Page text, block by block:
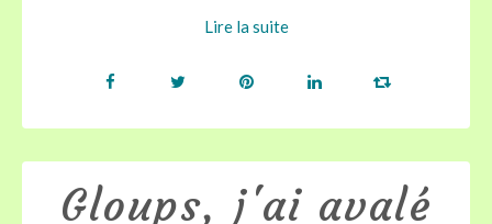
Lire la suite
Gloups, j'ai avalé